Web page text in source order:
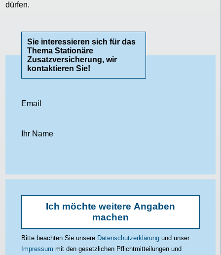
dürfen.
Sie interessieren sich für das
Thema Stationäre
Zusatzversicherung, wir
kontaktieren Sie!
Email
Ihr Name
Geburtsdatum
Telefon
Strasse
PLZ / Ort
Möchten Sie Ihr Anliegen konkretisieren?
Ich wünsche keine Anrufe (nur E-Mail)
Ich möchte weitere Angaben
machen
Bitte beachten Sie unsere Datenschutzerklärung und unser
Impressum mit den gesetzlichen Pflichtmitteilungen und